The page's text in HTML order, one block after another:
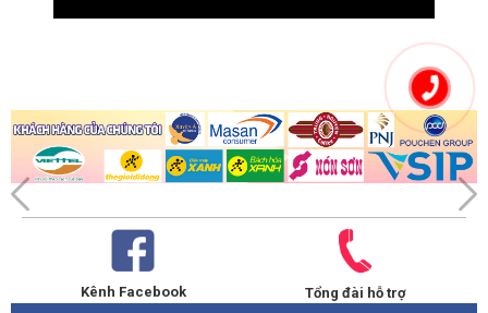
Kênh Facebook Tổng đài hỗ trợ